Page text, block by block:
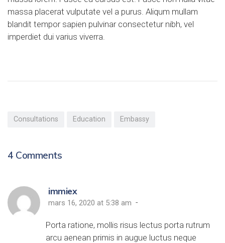
massa placerat vulputate vel a purus. Aliqum mullam
blandit tempor sapien pulvinar consectetur nibh, vel
imperdiet dui varius viverra.
Consultations Education Embassy
4 Comments
immiex
mars 16, 2020 at 5:38 am -
Porta ratione, mollis risus lectus porta rutrum
arcu aenean primis in augue luctus neque